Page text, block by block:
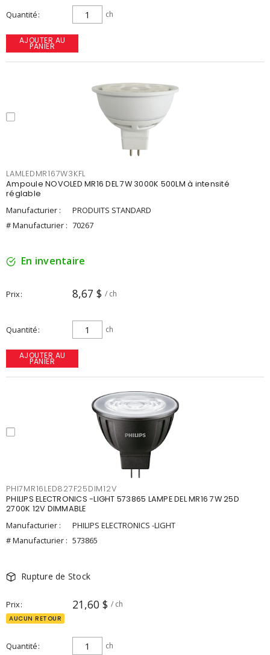
Quantité ch
AJOUTER AU
PANIER
LAMLEDMR167W3KFL
Ampoule NOVOLED MR16 DEL 7W 3000K 500LM à intensité
réglable
Manufacturier :
PRODUITS STANDARD
# Manufacturier : 70267
En inventaire
Prix 8,67 $ / ch
Quantité ch
AJOUTER AU
PANIER
PHI7MR16LED827F25DIM12V
PHILIPS ELECTRONICS -LIGHT 573865 LAMPE DEL MR16 7W 25D
2700K 12V DIMMABLE
Manufacturier :
PHILIPS ELECTRONICS -LIGHT
# Manufacturier : 573865
Rupture de Stock
Prix 21,60 $ / ch
AUCUN RETOUR
Quantité ch